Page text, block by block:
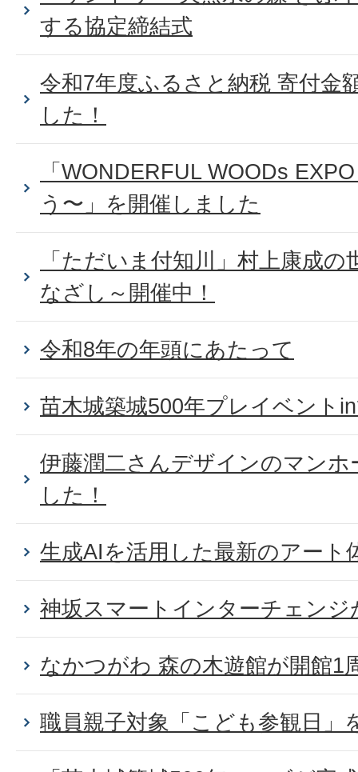
する協定締結式
令和7年度ふるさと納税 寄付金
した！
「WONDERFUL WOODs
う〜」を開催しました
「ただいま付知川」村上康成
なざし～開催中！
令和8年の年頭にあたって
苗木城築城500年プレイベント
伊藤潤二さんデザインのマン
した！
生成AIを活用した最新のアート
神坂スマートインターチェン
なかつがわ 森の木遊館が開館1
職員親子対象「こども参観日」